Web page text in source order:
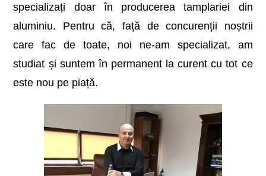
specializați doar în producerea tamplariei din
aluminiu. Pentru că, față de concurenții noștrii
care fac de toate, noi ne-am specializat, am
studiat și suntem în permanent la curent cu tot ce
este nou pe piață.